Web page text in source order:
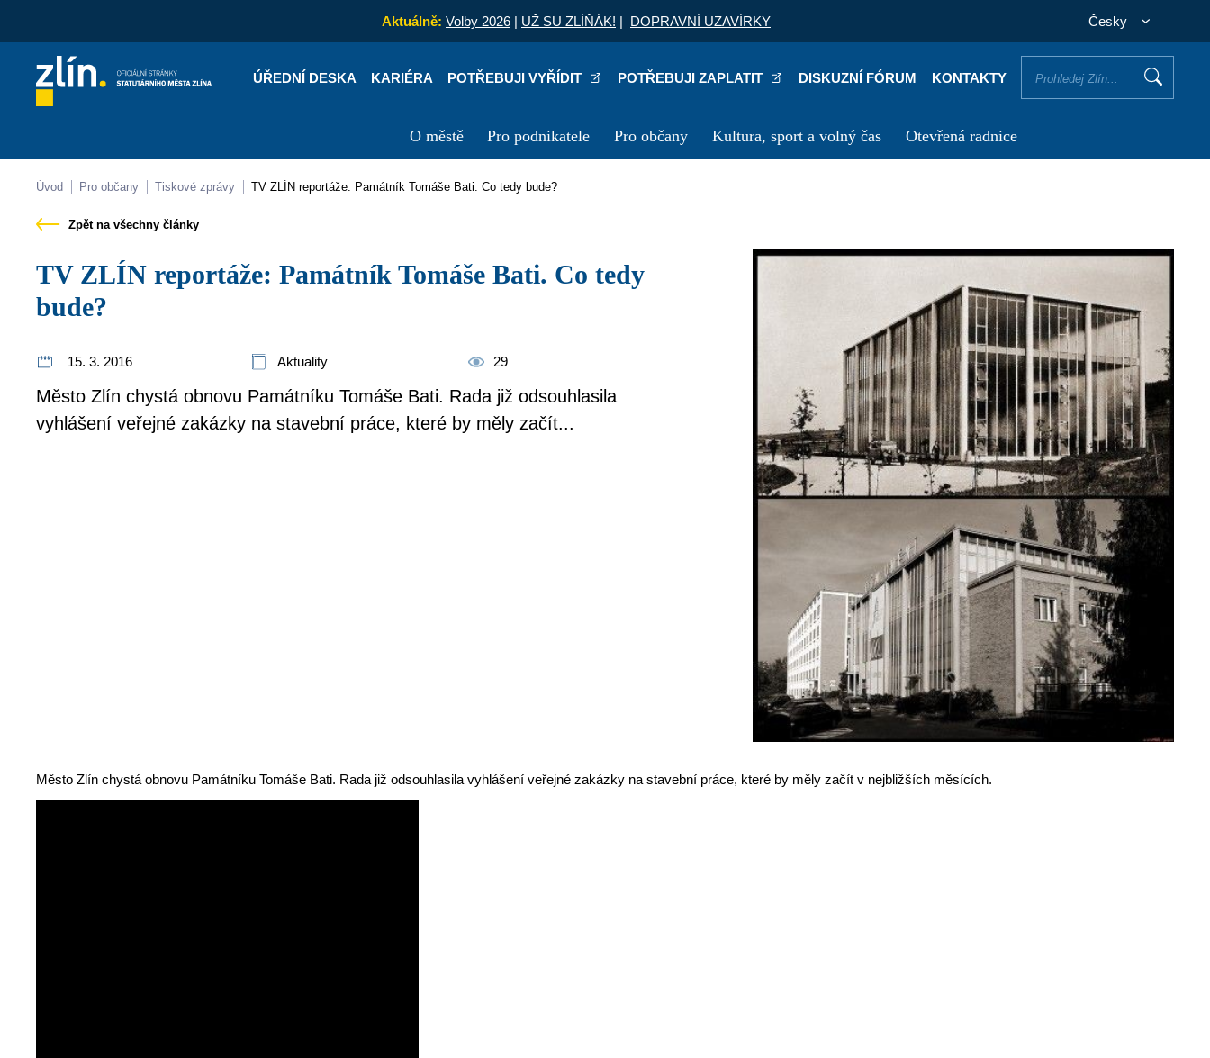
Aktuálně: Volby 2026 | UŽ SU ZLÍŇÁK! | DOPRAVNÍ UZAVÍRKY Česky
ÚŘEDNÍ DESKA KARIÉRA POTŘEBUJI VYŘÍDIT POTŘEBUJI ZAPLATIT DISKUZNÍ FÓRUM KONTAKTY
O městě Pro podnikatele Pro občany Kultura, sport a volný čas Otevřená radnice
Kontakty Úřední deska
Úvod Pro občany Tiskové zprávy TV ZLÍN reportáže: Památník Tomáše Bati. Co tedy bude?
Zpět na všechny články
TV ZLÍN reportáže: Památník Tomáše Bati. Co tedy
bude?
15. 3. 2016 Aktuality 29
Město Zlín chystá obnovu Památníku Tomáše Bati. Rada již odsouhlasila
vyhlášení veřejné zakázky na stavební práce, které by měly začít...
Město Zlín chystá obnovu Památníku Tomáše Bati. Rada již odsouhlasila vyhlášení veřejné zakázky na stavební práce, které by měly začít v nejbližších měsících.